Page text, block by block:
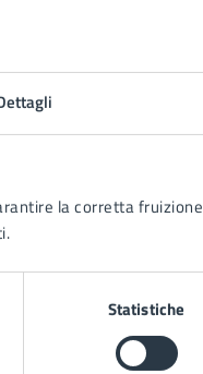
la corretta
Statistiche